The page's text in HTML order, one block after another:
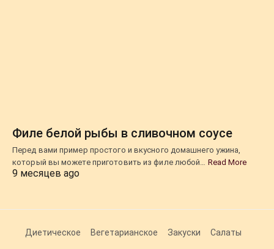
Филе белой рыбы в сливочном соусе
Перед вами пример простого и вкусного домашнего ужина,
который вы можете приготовить из филе любой… Read More
9 месяцев ago
Диетическое Вегетарианское Закуски Салаты